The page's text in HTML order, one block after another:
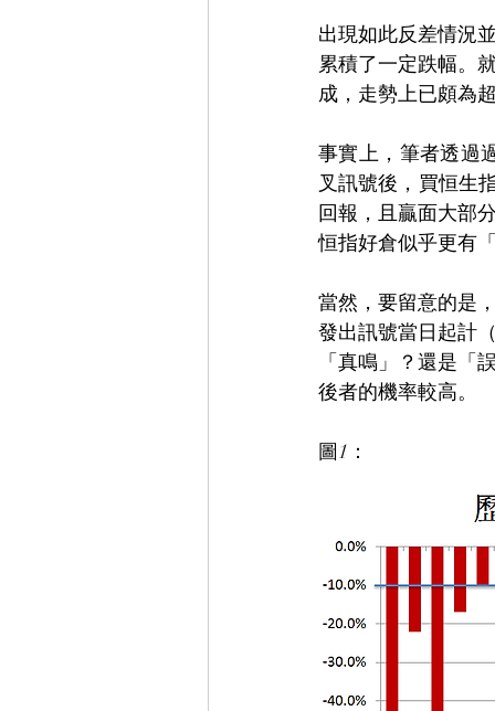
出現如此反差情況
累積了一定跌幅。
成，走勢上已頗為
事實上，筆者透過
叉訊號後，買恒生
回報，且贏面大部
恒指好倉似乎更有
當然，要留意的是
發出訊號當日起計
「真鳴」？還是「
後者的機率較高。
圖1：